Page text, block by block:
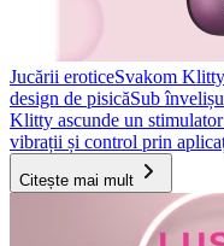
Jucării eroticeSvakom
design de pisicăSub
Klitty ascunde un
vibrații și control prin
Citește mai mult